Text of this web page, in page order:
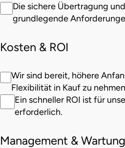
Die sichere Übertragung
grundlegende
Kosten & ROI
Wir sind bereit, höhere
Flexibilität in Kauf zu
Ein schneller ROI ist für
erforderlich.
Management & Wartung